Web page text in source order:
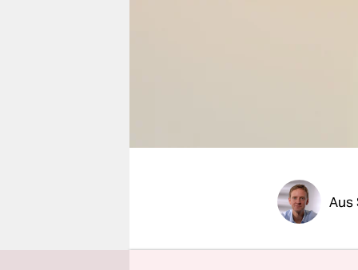
genossenschaft
Aus